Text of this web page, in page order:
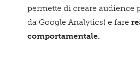
permette di creare audience
da Google Analytics) e fare
comportamentale.